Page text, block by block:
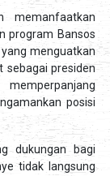
memanfaatkan
program Bansos
menguatkan
sebagai presiden
posisi
dukungan bagi
tidak langsung